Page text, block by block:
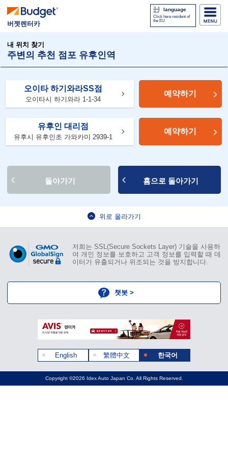
버젯렌터카
language
Click here resident of
the EU
내 위치 찾기
주변의 추천 점포 유후인역
오이타 하기와라SS점
오이타시 하기와라 1-1-34
예약하기
유후인 대리점
유후시 유후인초 가와카미 2939-1
예약하기
돌아가기 홈으로 돌아가기
위로 올라가기
저희는 SSL(Secure Sockets Layer) 기술을 사용하
여 개인 정보를 보호하고 고객 정보를 입력할 때 데
이터가 유출되거나 위조되는 것을 방지합니다.
챗봇 >
English 繁體中文 한국어
Copyright ©2026 Idex Auto Japan Co. All Rights Reserved.